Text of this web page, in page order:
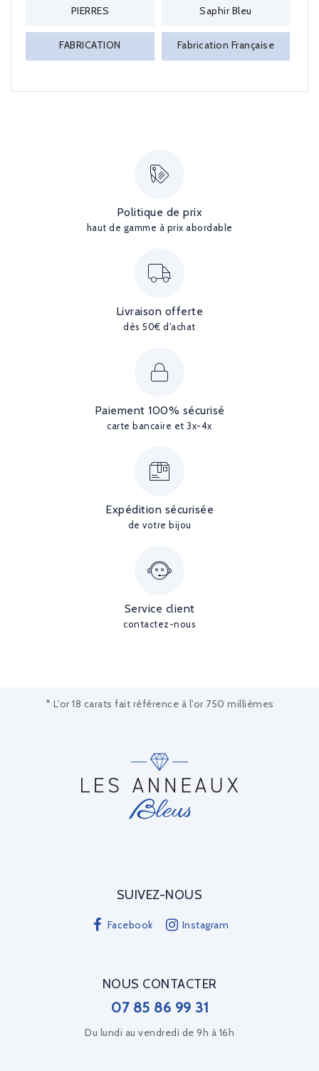
PIERRES Saphir Bleu
FABRICATION Fabrication Française
Politique de prix
haut de gamme à prix abordable
Livraison offerte
dès 50€ d'achat
Paiement 100% sécurisé
carte bancaire et 3x-4x
Expédition sécurisée
de votre bijou
Service client
contactez-nous
* L'or 18 carats fait référence à l'or 750 millièmes
SUIVEZ-NOUS
Facebook Instagram
NOUS CONTACTER
07 85 86 99 31
Du lundi au vendredi de 9h à 16h